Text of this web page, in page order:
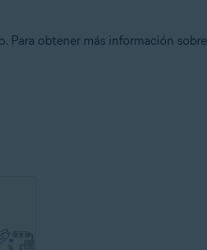
Para obtener más información